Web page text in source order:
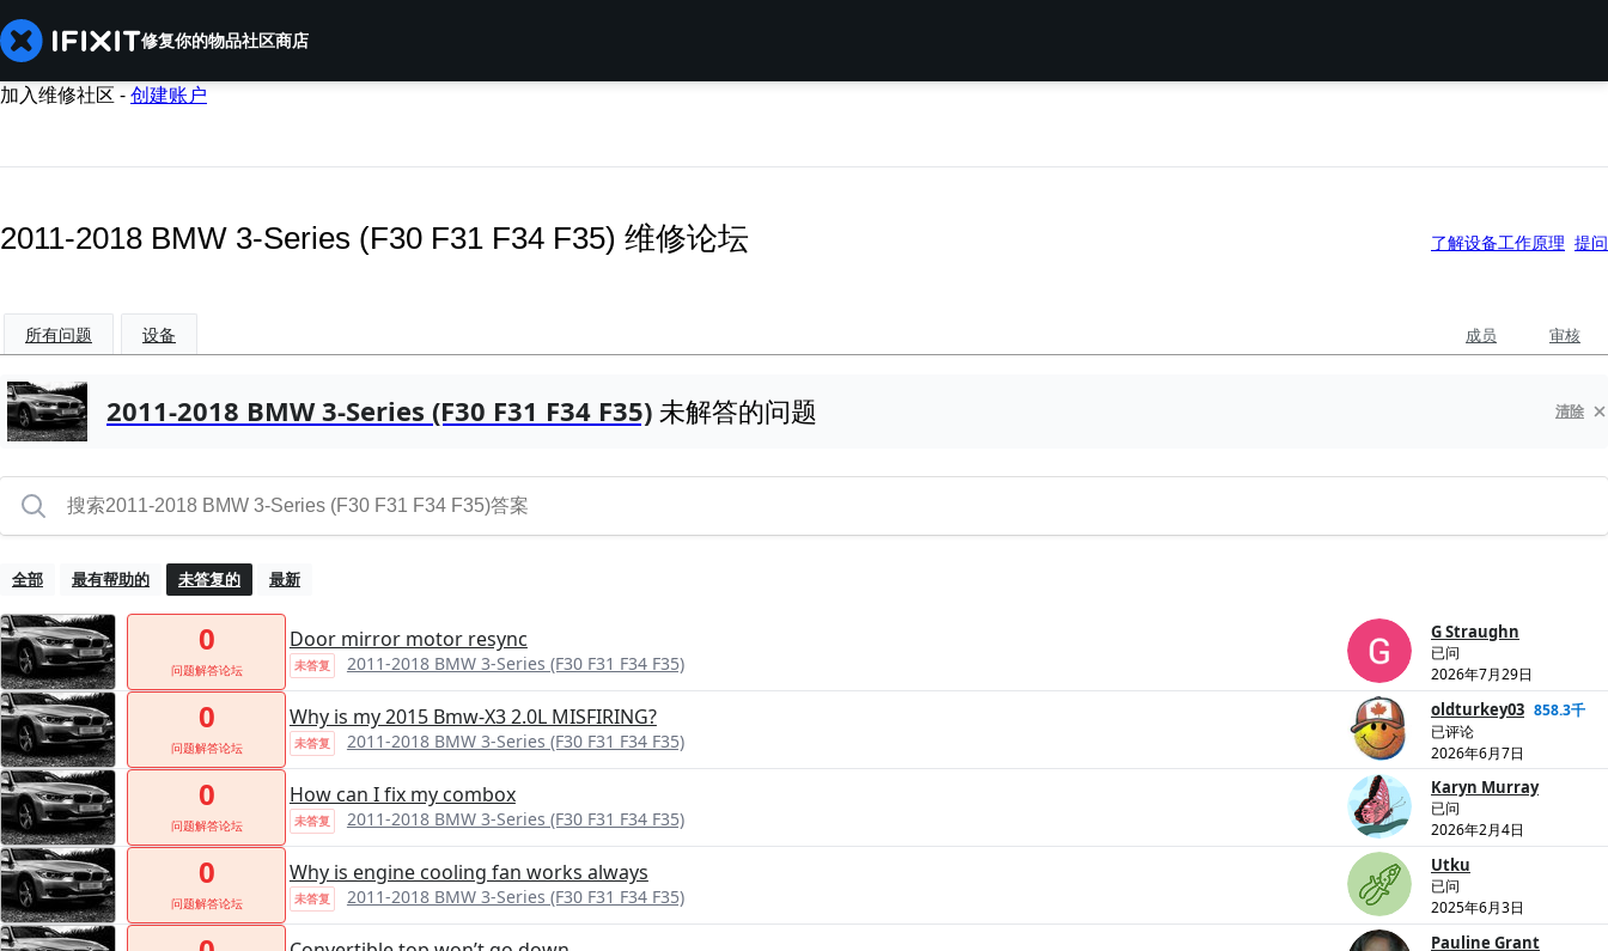
修复你的物品社区商店
加入维修社区 -创建账户
2011-2018 BMW 3-Series (F30 F31 F34 F35) 维修论坛 了解设备工作原理 提问
所有问题 设备 成员 审核
2011-2018 BMW 3-Series (F30 F31 F34 F35) 未解答的问题 清除
全部 最有帮助的 未答复的 最新
0
问题解答论坛
Door mirror motor resync
未答复 2011-2018 BMW 3-Series (F30 F31 F34 F35)
G Straughn
已问
2026年7月29日
0
问题解答论坛
Why is my 2015 Bmw-X3 2.0L MISFIRING?
未答复 2011-2018 BMW 3-Series (F30 F31 F34 F35)
oldturkey03 858.3千
已评论
2026年6月7日
0
问题解答论坛
How can I fix my combox
未答复 2011-2018 BMW 3-Series (F30 F31 F34 F35)
Karyn Murray
已问
2026年2月4日
0
问题解答论坛
Why is engine cooling fan works always
未答复 2011-2018 BMW 3-Series (F30 F31 F34 F35)
Utku
已问
2025年6月3日
Pauline Grant